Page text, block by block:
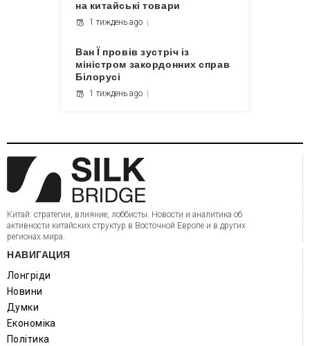
на китайські товари
1 тиждень ago
Ван Ї провів зустріч із
міністром закордонних справ
Білорусі
1 тиждень ago
Китай: стратегии, влияние, лоббисты. Новости и аналитика об
активности китайских структур в Восточной Европе и в других
регионах мира.
НАВИГАЦИЯ
Лонгріди
Новини
Думки
Економіка
Політика